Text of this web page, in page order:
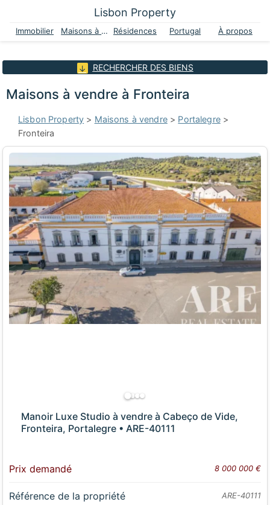
Lisbon Property
Immobilier Maisons à vendre Résidences Portugal À propos
RECHERCHER DES BIENS
Maisons à vendre à Fronteira
Lisbon Property > Maisons à vendre> Portalegre>
Fronteira
Manoir Luxe Studio à vendre à Cabeço de Vide,
Fronteira, Portalegre • ARE-40111
Prix demandé 8 000 000 €
Référence de la propriété ARE-40111